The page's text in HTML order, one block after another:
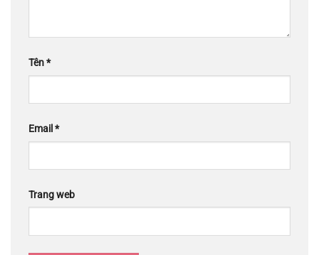
Tên*
Email *
Trang web